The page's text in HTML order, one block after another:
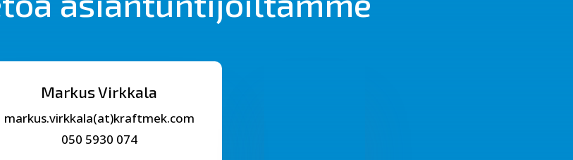
Markus Virkkala
markus.virkkala(at)kraftmek.com
050 5930 074